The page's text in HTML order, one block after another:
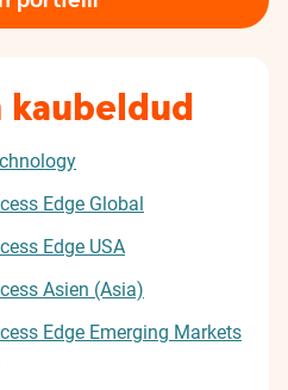
Edge Global
Edge USA
Asien (Asia)
Edge Emerging Markets